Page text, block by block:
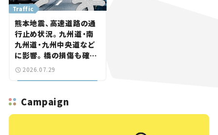
Traffic
熊本地震、高速道路の通
行止め状況。九州道・南
九州道・九州中央道など
に影響。橋の損傷も確認
【道路のニュース】
2026.07.29
Campaign